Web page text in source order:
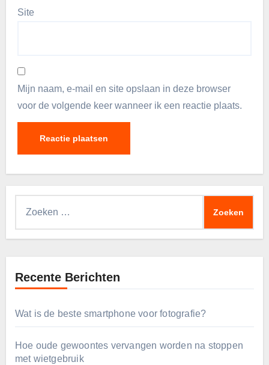
Site
Mijn naam, e-mail en site opslaan in deze browser
voor de volgende keer wanneer ik een reactie plaats.
Recente Berichten
Wat is de beste smartphone voor fotografie?
Hoe oude gewoontes vervangen worden na stoppen
met wietgebruik